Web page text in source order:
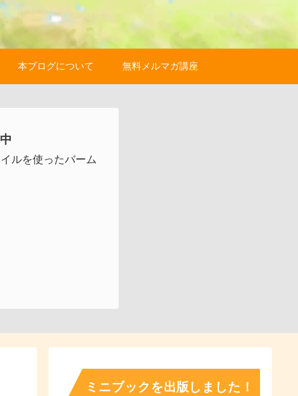
本ブログについて 無料メルマガ講座
ルを使ったバーム
ミニブックを出版しました！